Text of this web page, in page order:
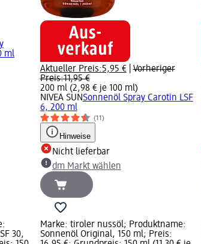
ml
Aktueller Preis:5,95 €|Vorheriger
Preis:11,95 €
200 ml (2,98 € je 100 ml)
NIVEA SUNSonnenöl Spray Carotin LSF
6, 200 ml
(11)
Hinweise
Nicht lieferbar
dm Markt wählen
30,
Marke: tiroler nussöl; Produktname:
Sonnenöl Original, 150 ml; Preis: